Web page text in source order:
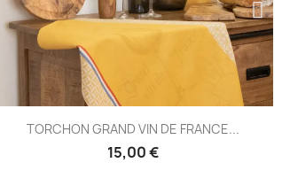
Aperçu rapide
TORCHON HUILE D'OLIVE 50X70...
15,00 €